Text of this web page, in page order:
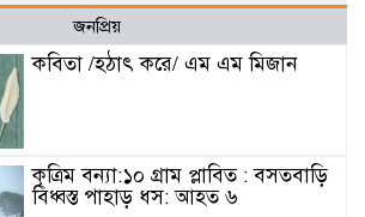
জনপ্রিয়
কবিতা /হঠাৎ করে/ এম এম মিজান
কৃত্রিম বন্যা:১০ গ্রাম প্লাবিত : বসতবাড়ি
বিধ্বস্ত পাহাড় ধস: আহত ৬